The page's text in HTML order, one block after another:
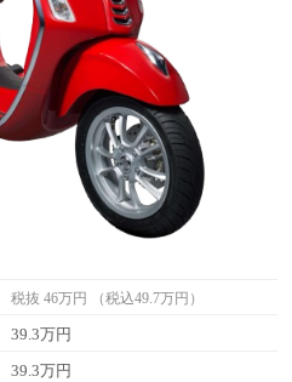
税抜 46万円 （税込49.7万円）
39.3万円
39.3万円